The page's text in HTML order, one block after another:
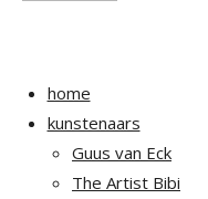
home
kunstenaars
Guus van Eck
The Artist Bibi